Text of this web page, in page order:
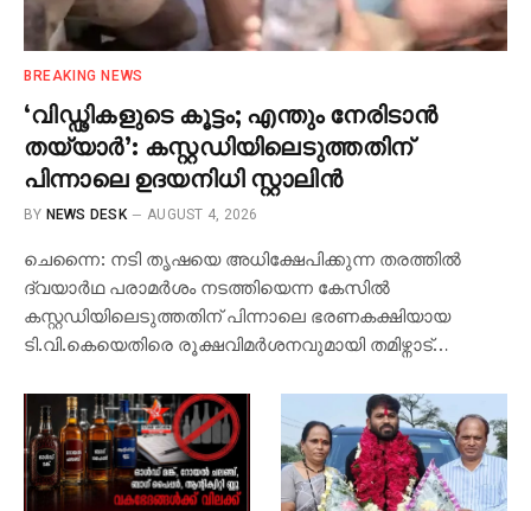
BREAKING NEWS
‘വിഡ്ഢികളുടെ കൂട്ടം; എന്തും നേരിടാൻ
തയ്യാർ’: കസ്റ്റഡിയിലെടുത്തതിന്
പിന്നാലെ ഉദയനിധി സ്റ്റാലിൻ
BY NEWS DESK AUGUST 4, 2026
ചെന്നൈ: നടി തൃഷയെ അധിക്ഷേപിക്കുന്ന തരത്തിൽ
ദ്വയാർഥ പരാമർശം നടത്തിയെന്ന കേസിൽ
കസ്റ്റഡിയിലെടുത്തതിന് പിന്നാലെ ഭരണകക്ഷിയായ
ടി.വി.കെയെതിരെ രൂക്ഷവിമർശനവുമായി തമിഴ്നാട്…